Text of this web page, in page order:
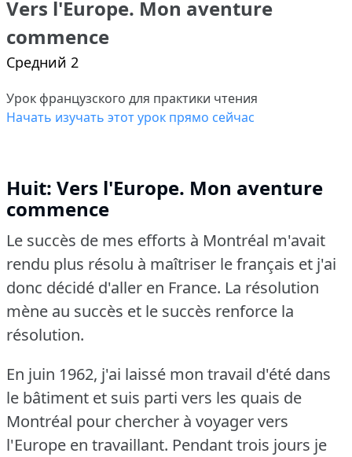
Vers l'Europe. Mon aventure
commence
Средний 2
Урок французского для практики чтения
Начать изучать этот урок прямо сейчас
Huit: Vers l'Europe. Mon aventure
commence
Le succès de mes efforts à Montréal m'avait
rendu plus résolu à maîtriser le français et j'ai
donc décidé d'aller en France. La résolution
mène au succès et le succès renforce la
résolution.
En juin 1962, j'ai laissé mon travail d'été dans
le bâtiment et suis parti vers les quais de
Montréal pour chercher à voyager vers
l'Europe en travaillant. Pendant trois jours je